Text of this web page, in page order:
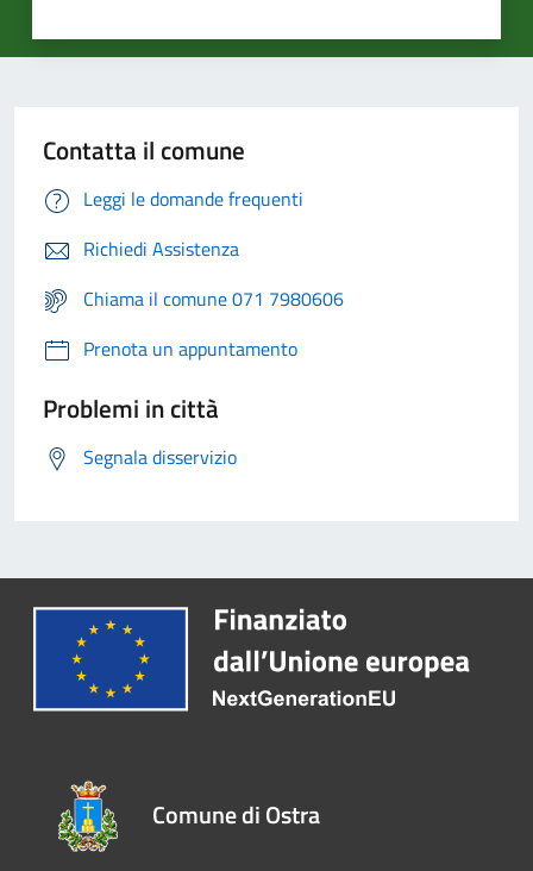
Contatta il comune
Leggi le domande frequenti
Richiedi Assistenza
Chiama il comune 071 7980606
Prenota un appuntamento
Problemi in città
Segnala disservizio
Comune di Ostra